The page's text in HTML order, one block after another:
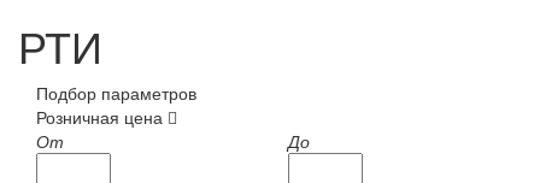
РТИ
Подбор параметров
Розничная цена
От
До